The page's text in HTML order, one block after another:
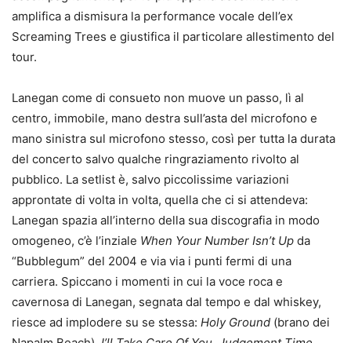
amplifica a dismisura la performance vocale dell’ex
Screaming Trees e giustifica il particolare allestimento del
tour.
Lanegan come di consueto non muove un passo, lì al
centro, immobile, mano destra sull’asta del microfono e
mano sinistra sul microfono stesso, così per tutta la durata
del concerto salvo qualche ringraziamento rivolto al
pubblico. La setlist è, salvo piccolissime variazioni
approntate di volta in volta, quella che ci si attendeva:
Lanegan spazia all’interno della sua discografia in modo
omogeneo, c’è l’inziale When Your Number Isn’t Up da
“Bubblegum” del 2004 e via via i punti fermi di una
carriera. Spiccano i momenti in cui la voce roca e
cavernosa di Lanegan, segnata dal tempo e dal whiskey,
riesce ad implodere su se stessa: Holy Ground (brano dei